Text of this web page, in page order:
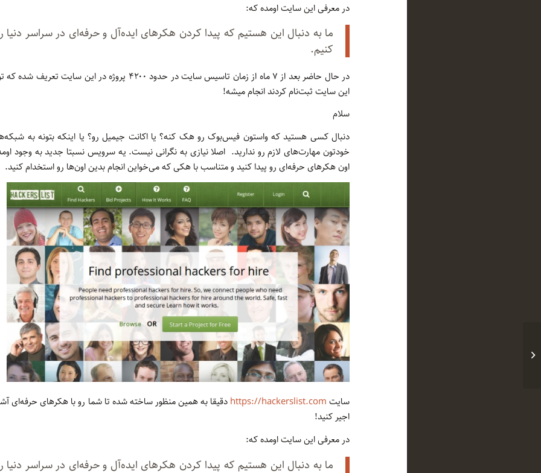
در معرفی این سایت اومده که:
ما به دنبال این هستیم که پیدا کردن هکرهای ایده‌آل و حرفه‌ای در سراسر دنیا
کنیم.
این سایت ثبت‌نام کردند انجام میشه!
سلام
دنبال کسی هستید که واستون فیس‌بوک رو هک کنه؟ یا اکانت جیمیل رو؟ یا اینکه بتونه به
خودتون مهارت‌های لازم رو ندارید. اصلا نیازی به نگرانی نیست. یه سرویس نسبتا جدید به وجود
اون هکرهای حرفه‌ای رو پیدا کنید و متناسب با هکی که می‌خواین انجام بدین اون‌ها رو استخدام کنید.
سایت https://hackerslist.com دقیقا به همین منظور ساخته شده تا شما رو با هکرهای حرفه‌ای
اجیر کنید!
در معرفی این سایت اومده که:
ما به دنبال این هستیم که پیدا کردن هکرهای ایده‌آل و حرفه‌ای در سراسر دنیا
روش خیلی سخت!...